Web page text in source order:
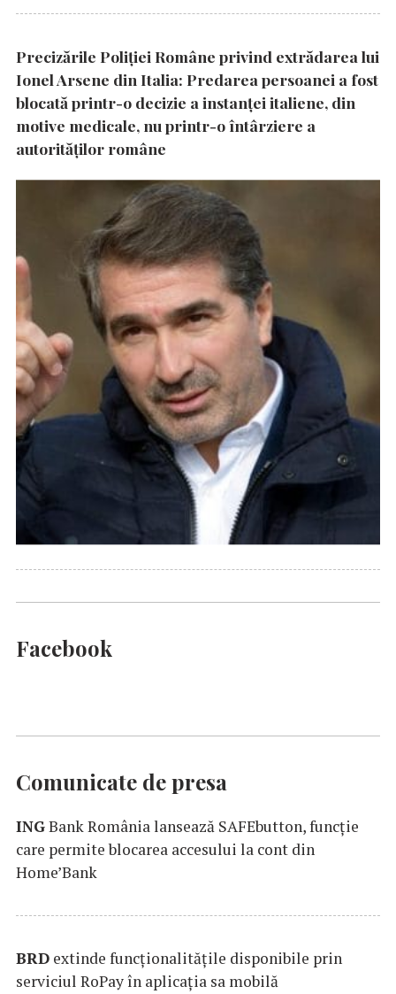
Precizările Poliţiei Române privind extrădarea lui
Ionel Arsene din Italia: Predarea persoanei a fost
blocată printr-o decizie a instanţei italiene, din
motive medicale, nu printr-o întârziere a
autorităţilor române
Facebook
Comunicate de presa
INGBank România lansează SAFEbutton, funcţie
care permite blocarea accesului la cont din
Home’Bank
BRD extinde funcţionalităţile disponibile prin
serviciul RoPay în aplicaţia sa mobilă